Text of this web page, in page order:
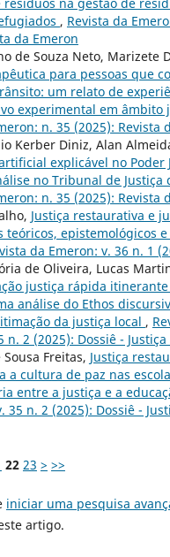
, Revista da
da Emeron
de Souza Neto, Marizete
para pessoas que
um relato de
experimental em âmbito
n. 35 (2025): Revista
Kerber Diniz, Alan
explicável no Poder
no Tribunal de Justiça
n. 35 (2025): Revista
Justiça restaurativa e
teóricos, epistemológicos
da Emeron: v. 36 n. 1
de Oliveira, Lucas
justiça rápida itinerante
análise do Ethos
da justiça local ,
n. 2 (2025): Dossiê -
Freitas, Justiça
a cultura de paz nas
entre a justiça e a
35 n. 2 (2025): Dossiê -
22 23 > >>
iniciar uma pesquisa
artigo.